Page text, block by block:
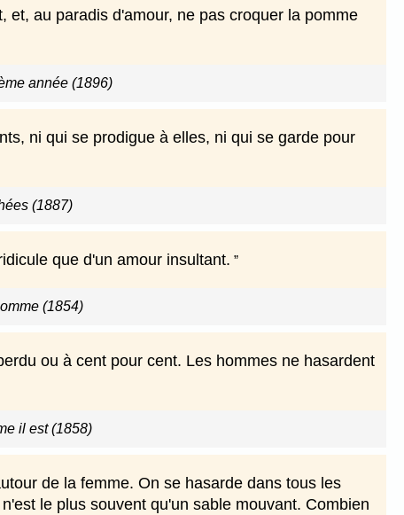
au paradis d'amour, ne pas croquer la pomme
année (1896)
ni qui se prodigue à elles, ni qui se garde pour
(1887)
que d'un amour insultant.
(1854)
ou à cent pour cent. Les hommes ne hasardent
il est (1858)
de la femme. On se hasarde dans tous les
le plus souvent qu'un sable mouvant. Combien